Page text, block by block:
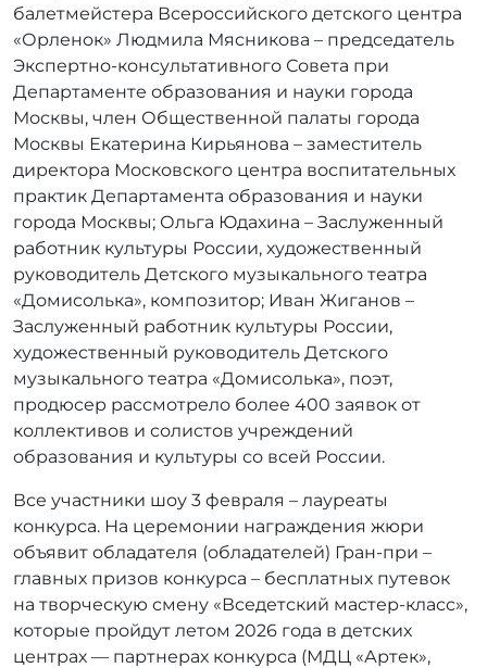
балетмейстера Всероссийского детского центра
«Орленок» Людмила Мясникова – председатель
Экспертно-консультативного Совета при
Департаменте образования и науки города
Москвы, член Общественной палаты города
Москвы Екатерина Кирьянова – заместитель
директора Московского центра воспитательных
практик Департамента образования и науки
города Москвы; Ольга Юдахина – Заслуженный
работник культуры России, художественный
руководитель Детского музыкального театра
«Домисолька», композитор; Иван Жиганов –
Заслуженный работник культуры России,
художественный руководитель Детского
музыкального театра «Домисолька», поэт,
продюсер рассмотрело более 400 заявок от
коллективов и солистов учреждений
образования и культуры со всей России.
Все участники шоу 3 февраля – лауреаты
конкурса. На церемонии награждения жюри
объявит обладателя (обладателей) Гран-при –
главных призов конкурса – бесплатных путевок
на творческую смену «Вседетский мастер-класс»,
которые пройдут летом 2026 года в детских
центрах — партнерах конкурса (МДЦ «Артек»,